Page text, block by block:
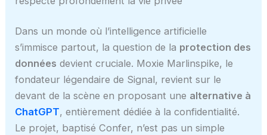
Dans un monde où l’intelligence artificielle
s’immisce partout, la question de la protection des
données devient cruciale. Moxie Marlinspike, le
fondateur légendaire de Signal, revient sur le
devant de la scène en proposant une alternative à
ChatGPT, entièrement dédiée à la confidentialité.
Le projet, baptisé Confer, n’est pas un simple